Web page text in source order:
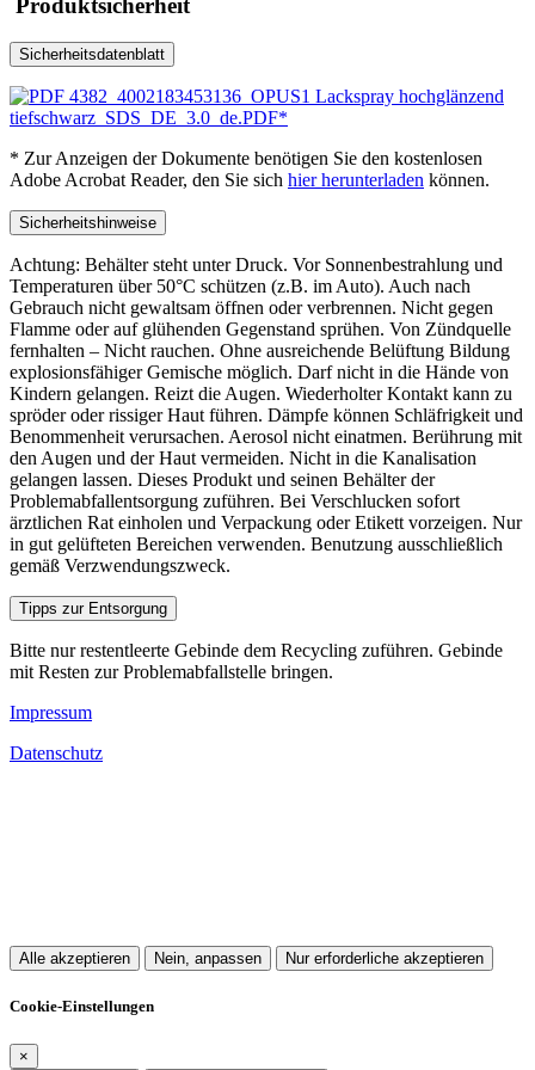
Produktsicherheit
Sicherheitsdatenblatt
4382_4002183453136_OPUS1 Lackspray hochglänzend
tiefschwarz_SDS_DE_3.0_de.PDF*
* Zur Anzeigen der Dokumente benötigen Sie den kostenlosen
Adobe Acrobat Reader, den Sie sich hier herunterladen können.
Sicherheitshinweise
Achtung: Behälter steht unter Druck. Vor Sonnenbestrahlung und
Temperaturen über 50°C schützen (z.B. im Auto). Auch nach
Gebrauch nicht gewaltsam öffnen oder verbrennen. Nicht gegen
Flamme oder auf glühenden Gegenstand sprühen. Von Zündquelle
fernhalten – Nicht rauchen. Ohne ausreichende Belüftung Bildung
explosionsfähiger Gemische möglich. Darf nicht in die Hände von
Kindern gelangen. Reizt die Augen. Wiederholter Kontakt kann zu
spröder oder rissiger Haut führen. Dämpfe können Schläfrigkeit und
Benommenheit verursachen. Aerosol nicht einatmen. Berührung mit
den Augen und der Haut vermeiden. Nicht in die Kanalisation
gelangen lassen. Dieses Produkt und seinen Behälter der
Problemabfallentsorgung zuführen. Bei Verschlucken sofort
ärztlichen Rat einholen und Verpackung oder Etikett vorzeigen. Nur
in gut gelüfteten Bereichen verwenden. Benutzung ausschließlich
gemäß Verzwendungszweck.
Tipps zur Entsorgung
Bitte nur restentleerte Gebinde dem Recycling zuführen. Gebinde
mit Resten zur Problemabfallstelle bringen.
Impressum
Datenschutz
Alle akzeptieren Nein, anpassen Nur erforderliche akzeptieren
Cookie-Einstellungen
×